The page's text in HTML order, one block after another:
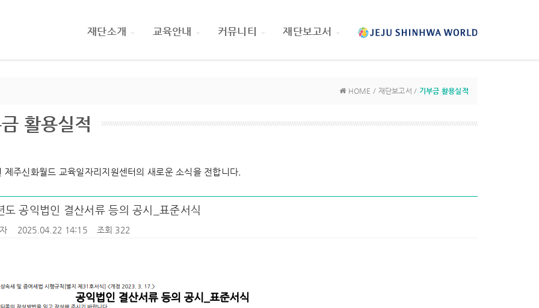
재단소개 교육안내 커뮤니티 재단보고서
HOME / 재단보고서 / 기부금 활용실적
활용실적
제주신화월드 교육일자리지원센터의 새로운 소식을 전합니다.
공익법인 결산서류 등의 공시_표준서식
2025.04.22 14:15 조회 322